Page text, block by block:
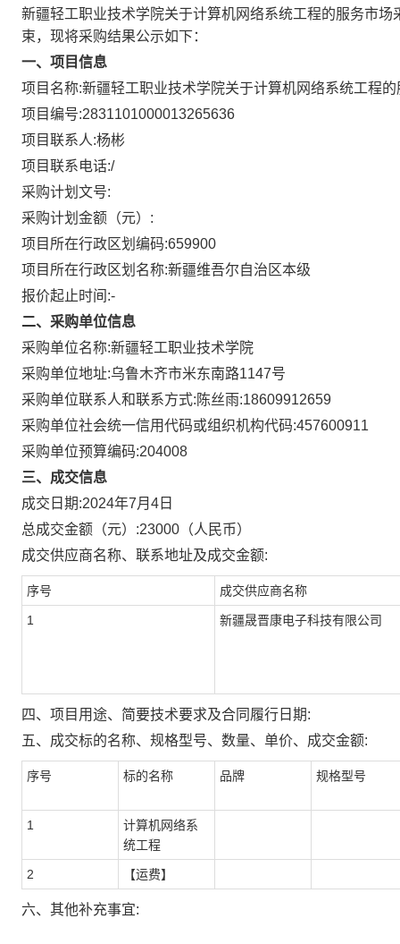
新疆轻工职业技术学院关于计算机网络系统工程的服务市场
束，现将采购结果公示如下：
一、项目信息
项目名称:新疆轻工职业技术学院关于计算机网络系统工程
项目编号:2831101000013265636
项目联系人:杨彬
项目联系电话:/
采购计划文号:
采购计划金额（元）:
项目所在行政区划编码:659900
项目所在行政区划名称:新疆维吾尔自治区本级
报价起止时间:-
二、采购单位信息
采购单位名称:新疆轻工职业技术学院
采购单位地址:乌鲁木齐市米东南路1147号
采购单位联系人和联系方式: 陈丝雨:18609912659
采购单位社会统一信用代码或组织机构代码:457600911
采购单位预算编码:204008
三、成交信息
成交日期:2024年7月4日
总成交金额（元）:23000 （人民币）
成交供应商名称、联系地址及成交金额:
序号 成交供应商名称
1 新疆晟晋康电子科技有限公司
四、项目用途、简要技术要求及合同履行日期:
五、成交标的名称、规格型号、数量、单价、成交金额:
序号 标的名称 品牌 规格型号
1
计算机网络系
统工程
2 【运费】
六、其他补充事宜: